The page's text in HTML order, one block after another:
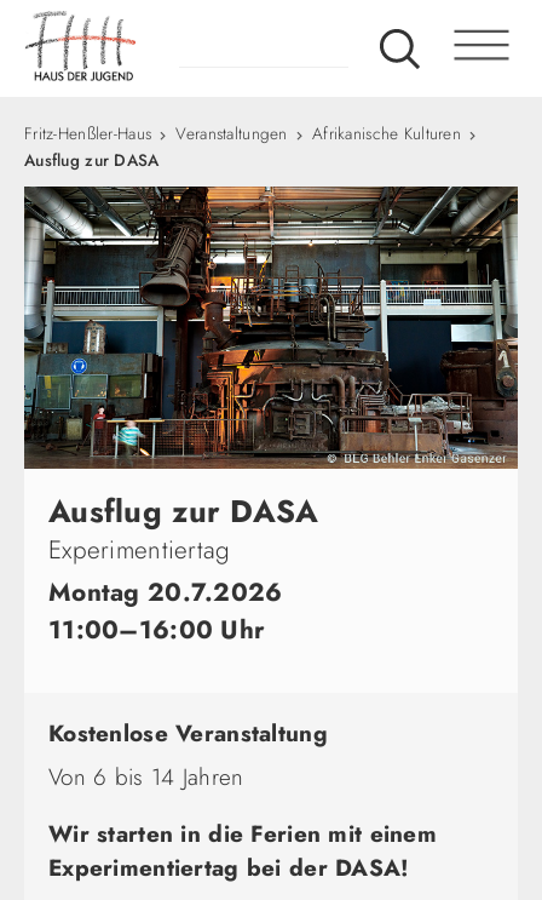
Fritz-Henßler-Haus Veranstaltungen
Afrikanische Kulturen
Ausflug zur DASA
Ausflug zur DASA
Experimentiertag
Montag 20.7.2026
11:00–16:00 Uhr
Kostenlose Veranstaltung
Von 6 bis 14 Jahren
Wir starten in die Ferien mit einem
Experimentiertag bei der DASA!